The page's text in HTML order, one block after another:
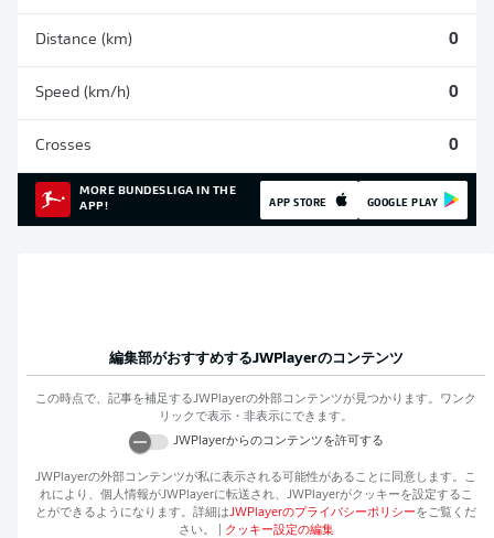
Distance (km) 0
Speed (km/h) 0
Crosses 0
MORE BUNDESLIGA IN THE
APP!
APP STORE GOOGLE PLAY
編集部がおすすめするJWPlayerのコンテンツ
この時点で、記事を補足するJWPlayerの外部コンテンツが見つかります。ワンク
リックで表示・非表示にできます。
JWPlayerからのコンテンツを許可する
JWPlayerの外部コンテンツが私に表示される可能性があることに同意します。こ
れにより、個人情報がJWPlayerに転送され、 JWPlayerがクッキーを設定するこ
とができるようになります。詳細はJWPlayerのプライバシーポリシーをご覧くだ
さい。
クッキー設定の編集